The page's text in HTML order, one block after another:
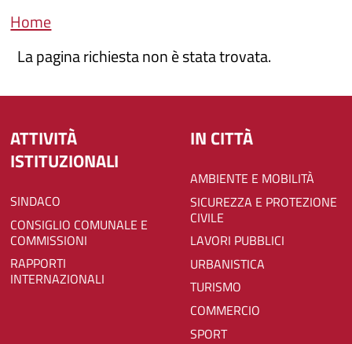
Briciole di pane
Home
La pagina richiesta non è stata trovata.
ATTIVITÀ
ISTITUZIONALI
SINDACO
CONSIGLIO COMUNALE E
COMMISSIONI
RAPPORTI
INTERNAZIONALI
IN CITTÀ
AMBIENTE E MOBILITÀ
SICUREZZA E PROTEZIONE
CIVILE
LAVORI PUBBLICI
URBANISTICA
TURISMO
COMMERCIO
SPORT